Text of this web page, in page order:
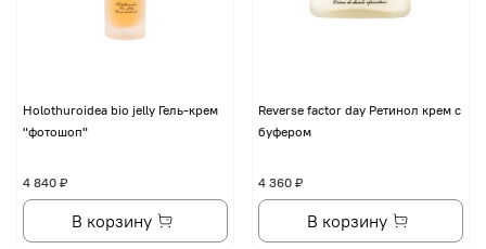
Holothuroidea bio jelly Гель-крем
"фотошоп"
4 840 ₽
В корзину
Reverse factor day Ретинол крем с
буфером
4 360 ₽
В корзину